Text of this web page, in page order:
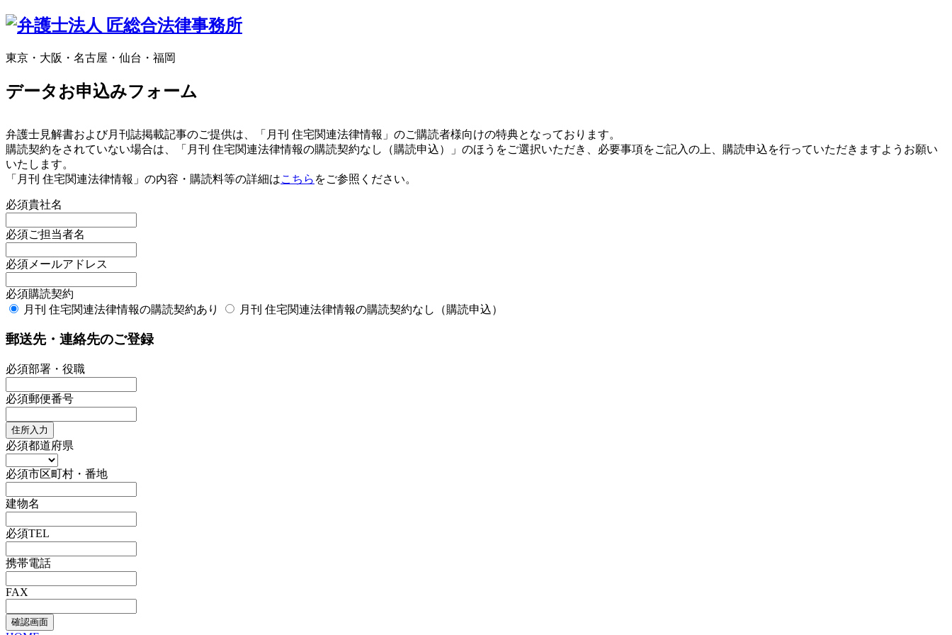
東京・大阪・名古屋・仙台・福岡
データお申込みフォーム
弁護士見解書および月刊誌掲載記事のご提供は、「月刊 住宅関連法律情報」のご購読者様向けの特典となっております。
購読契約をされていない場合は、「月刊 住宅関連法律情報の購読契約なし（購読申込）」のほうをご選択いただき、必要事項をご記入の上、購読申込を行っていただきますようお願い
いたします。
「月刊 住宅関連法律情報」の内容・購読料等の詳細はこちら をご参照ください。
必須貴社名
必須ご担当者名
必須 メールアドレス
必須購読契約
月刊 住宅関連法律情報の購読契約あり
月刊 住宅関連法律情報の購読契約なし（購読申込）
郵送先・連絡先のご登録
必須部署・役職
必須郵便番号
住所入力
必須都道府県
必須市区町村・番地
建物名
必須TEL
携帯電話
FAX
確認画面